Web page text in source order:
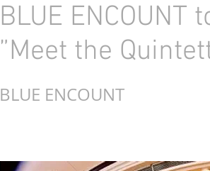
BLUE ENCOUNT
”Meet the
BLUE ENCOUNT